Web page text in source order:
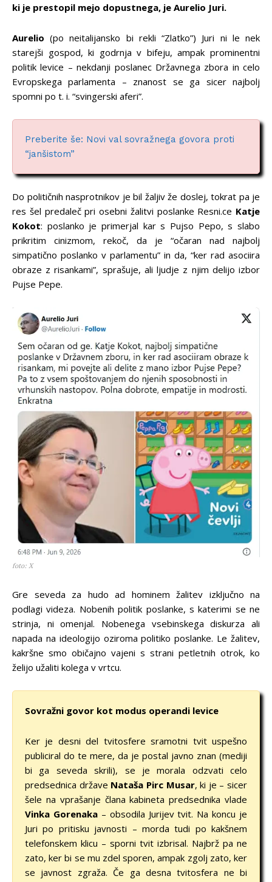
ki je prestopil mejo dopustnega, je Aurelio Juri.
Aurelio (po neitalijansko bi rekli “Zlatko”) Juri ni le nek
starejši gospod, ki godrnja v bifeju, ampak prominentni
politik levice – nekdanji poslanec Državnega zbora in celo
Evropskega parlamenta – znanost se ga sicer najbolj
spomni po t. i. “svingerski aferi”.
Preberite še: Novi val sovražnega govora proti
“janšistom”
Do političnih nasprotnikov je bil žaljiv že doslej, tokrat pa je
res šel predaleč pri osebni žalitvi poslanke Resni.ce Katje
Kokot: poslanko je primerjal kar s Pujso Pepo, s slabo
prikritim cinizmom, rekoč, da je “očaran nad najbolj
simpatično poslanko v parlamentu” in da, “ker rad asociira
obraze z risankami”, sprašuje, ali ljudje z njim delijo izbor
Pujse Pepe.
foto: X
Gre seveda za hudo ad hominem žalitev izključno na
podlagi videza. Nobenih politik poslanke, s katerimi se ne
strinja, ni omenjal. Nobenega vsebinskega diskurza ali
napada na ideologijo oziroma politiko poslanke. Le žalitev,
kakršne smo običajno vajeni s strani petletnih otrok, ko
želijo užaliti kolega v vrtcu.
Sovražni govor kot modus operandi levice
Ker je desni del tvitosfere sramotni tvit uspešno
publiciral do te mere, da je postal javno znan (mediji
bi ga seveda skrili), se je morala odzvati celo
predsednica države Nataša Pirc Musar, ki je – sicer
šele na vprašanje člana kabineta predsednika vlade
Vinka Gorenaka– obsodila Jurijev tvit. Na koncu je
Juri po pritisku javnosti – morda tudi po kakšnem
telefonskem klicu – sporni tvit izbrisal. Najbrž pa ne
zato, ker bi se mu zdel sporen, ampak zgolj zato, ker
se javnost zgraža. Če ga desna tvitosfera ne bi